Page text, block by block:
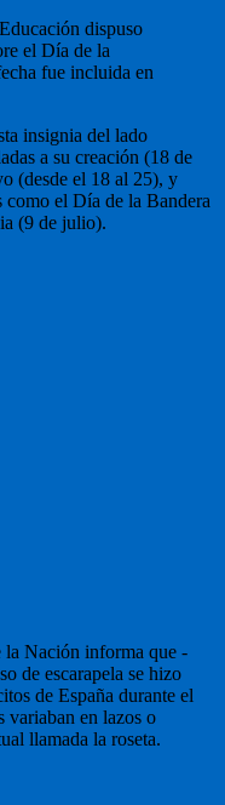
dispuso
el Día de la
fue incluida en
insignia del lado
a su creación (18 de
(desde el 18 al 25), y
como el Día de la Bandera
(9 de julio).
Nación informa que -
de escarapela se hizo
de España durante el
variaban en lazos o
llamada la roseta.